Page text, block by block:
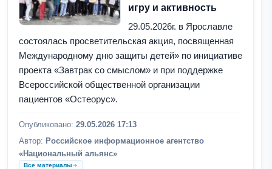
игру и активность
29.05.2026г. в Ярославле
состоялась просветительская акция, посвященная
Международному дню защиты детей» по инициативе
проекта «Завтрак со смыслом» и при поддержке
Всероссийской общественной организации
пациентов «Остеорус».
Опубликовано: 29.05.2026 17:13
Автор: Российское информационное агентство
«Национальный альянс»
Все материалы